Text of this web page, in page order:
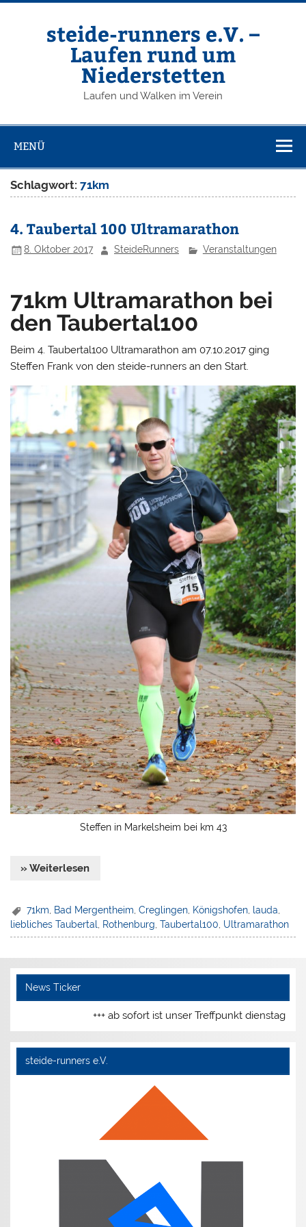
Zum
steide-runners e.V. –
Laufen rund um
Niederstetten
Laufen und Walken im Verein
MENÜ
Schlagwort:71km
4. Taubertal 100 Ultramarathon
8. Oktober 2017 SteideRunners Veranstaltungen
71km Ultramarathon bei
den Taubertal100
Beim 4. Taubertal100 Ultramarathon am 07.10.2017 ging
Steffen Frank von den steide-runners an den Start.
Steffen in Markelsheim bei km 43
» Weiterlesen
71km Bad Mergentheim ,Creglingen Königshofen lauda
liebliches Taubertal, Rothenburg,Taubertal100, Ultramarathon
News Ticker
+++ ab sofort ist unser Treffpunkt dienstags
steide-runners e.V.